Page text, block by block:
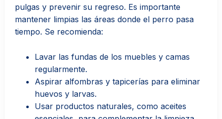
pulgas y prevenir su regreso. Es importante
mantener limpias las áreas donde el perro pasa
tiempo. Se recomienda:
Lavar las fundas de los muebles y camas
regularmente.
Aspirar alfombras y tapicerías para eliminar
huevos y larvas.
Usar productos naturales, como aceites